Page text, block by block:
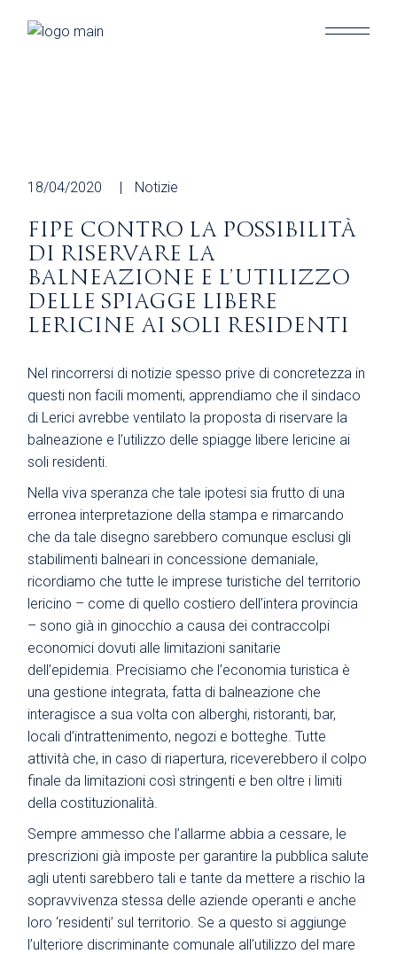
18/04/2020 Notizie
FIPE CONTRO LA POSSIBILITÀ
DI RISERVARE LA
BALNEAZIONE E L’UTILIZZO
DELLE SPIAGGE LIBERE
LERICINE AI SOLI RESIDENTI
Nel rincorrersi di notizie spesso prive di concretezza in
questi non facili momenti, apprendiamo che il sindaco
di Lerici avrebbe ventilato la proposta di riservare la
balneazione e l’utilizzo delle spiagge libere lericine ai
soli residenti.
Nella viva speranza che tale ipotesi sia frutto di una
erronea interpretazione della stampa e rimarcando
che da tale disegno sarebbero comunque esclusi gli
stabilimenti balneari in concessione demaniale,
ricordiamo che tutte le imprese turistiche del territorio
lericino – come di quello costiero dell’intera provincia
– sono già in ginocchio a causa dei contraccolpi
economici dovuti alle limitazioni sanitarie
dell’epidemia. Precisiamo che l’economia turistica è
una gestione integrata, fatta di balneazione che
interagisce a sua volta con alberghi, ristoranti, bar,
locali d’intrattenimento, negozi e botteghe. Tutte
attività che, in caso di riapertura, riceverebbero il colpo
finale da limitazioni così stringenti e ben oltre i limiti
della costituzionalità.
Sempre ammesso che l’allarme abbia a cessare, le
prescrizioni già imposte per garantire la pubblica salute
agli utenti sarebbero tali e tante da mettere a rischio la
sopravvivenza stessa delle aziende operanti e anche
loro ‘residenti’ sul territorio. Se a questo si aggiunge
l’ulteriore discriminante comunale all’utilizzo del mare